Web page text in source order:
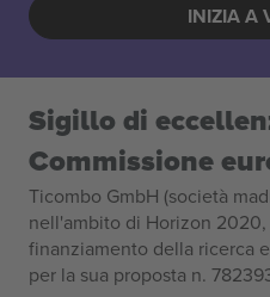
INIZIA A
Sigillo di
Commissione
Ticombo GmbH (società
nell'ambito di Horizon
finanziamento della ricerca
per la sua proposta n.